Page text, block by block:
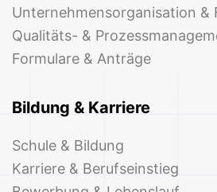
Unternehmensorganisation &
Qualitäts- &
Formulare & Anträge
Bildung & Karriere
Schule & Bildung
Karriere & Berufseinstieg